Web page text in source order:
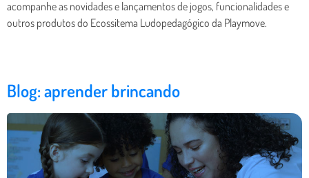
acompanhe as novidades e lançamentos de jogos, funcionalidades e
outros produtos do Ecossitema Ludopedagógico da Playmove.
Blog: aprender brincando